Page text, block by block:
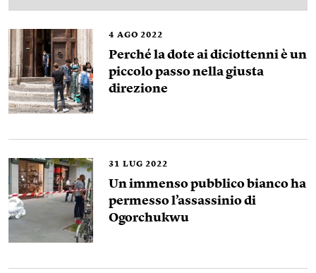
4 AGO 2022
Perché la dote ai diciottenni è un
piccolo passo nella giusta
direzione
31 LUG 2022
Un immenso pubblico bianco ha
permesso l’assassinio di
Ogorchukwu